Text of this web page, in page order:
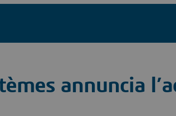
annuncia